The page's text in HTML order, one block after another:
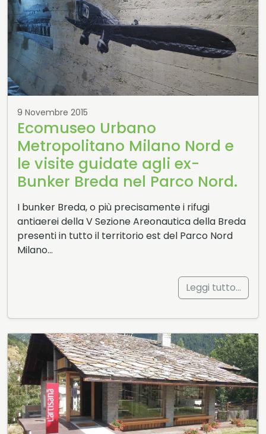
9 Novembre 2015
Ecomuseo Urbano
Metropolitano Milano Nord e
le visite guidate agli ex-
Bunker Breda nel Parco Nord.
I bunker Breda, o più precisamente i rifugi
antiaerei della V Sezione Areonautica della Breda
presenti in tutto il territorio est del Parco Nord
Milano…
Leggi tutto…